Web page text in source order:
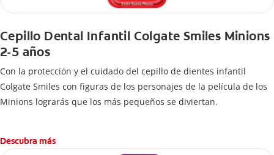
Cepillo Dental Infantil Colgate Smiles Minions
2-5 años
Con la protección y el cuidado del cepillo de dientes infantil
Colgate Smiles con figuras de los personajes de la película de los
Minions lograrás que los más pequeños se diviertan.
Descubra más